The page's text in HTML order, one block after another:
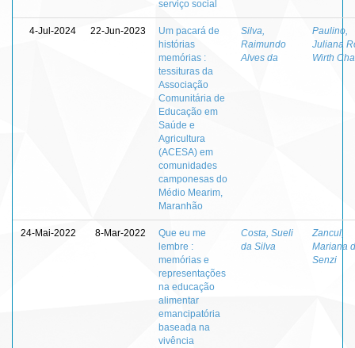
serviço social
4-Jul-2024 22-Jun-2023
Um pacará de
histórias
memórias :
tessituras da
Associação
Comunitária de
Educação em
Saúde e
Agricultura
(ACESA) em
comunidades
camponesas do
Médio Mearim,
Maranhão
Silva,
Raimundo
Alves da
Paulino,
Juliana
Wirth
24-Mai-2022 8-Mar-2022
Que eu me
lembre :
memórias e
representações
na educação
alimentar
emancipatória
baseada na
vivência
Costa, Sueli
da Silva
Zancul,
Mariana
Senzi